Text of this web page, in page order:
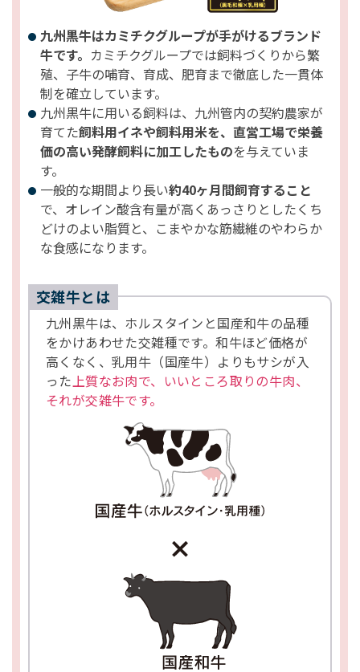
九州黒牛はカミチクグループが手がけるブランド
牛です。 カミチクグループでは飼料づくりから繁
殖、子牛の哺育、育成、肥育まで徹底した一貫体
制を確立しています。
九州黒牛に用いる飼料は、九州管内の契約農家が
育てた飼料用イネや飼料用米を、直営工場で栄養
価の高い発酵飼料に加工したものを与えていま
す。
一般的な期間より長い約40ヶ月間飼育すること
で、オレイン酸含有量が高くあっさりとしたくち
どけのよい脂質と、こまやかな筋繊維のやわらか
な食感になります。
交雑牛とは
九州黒牛は、ホルスタインと国産和牛の品種
をかけあわせた交雑種です。和牛ほど価格が
高くなく、乳用牛（国産牛）よりもサシが入
った上質なお肉で、いいところ取りの牛肉、
それが交雑牛です。